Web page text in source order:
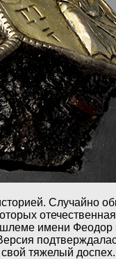
Случайно
имени
тяжелый доспех.